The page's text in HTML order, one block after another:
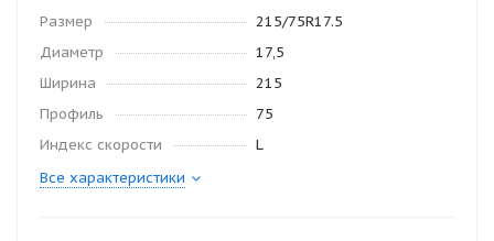
Размер
215/75R17.5
Диаметр
17,5
Ширина
215
Профиль
75
Индекс скорости
L
Все характеристики